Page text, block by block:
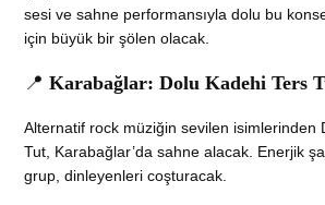
sesi ve sahne performansıyla dolu bu
için büyük bir şölen olacak.
📍Karabağlar: Dolu Kadehi Ters
Alternatif rock müziğin sevilen isimlerinden
Tut, Karabağlar’da sahne alacak. Enerjik
grup, dinleyenleri coşturacak.